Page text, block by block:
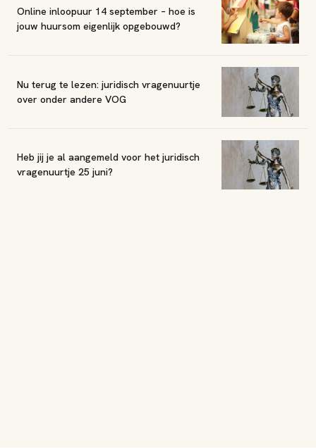
Online inloopuur 14 september – hoe is
jouw huursom eigenlijk opgebouwd?
Nu terug te lezen: juridisch vragenuurtje
over onder andere VOG
Heb jij je al aangemeld voor het juridisch
vragenuurtje 25 juni?